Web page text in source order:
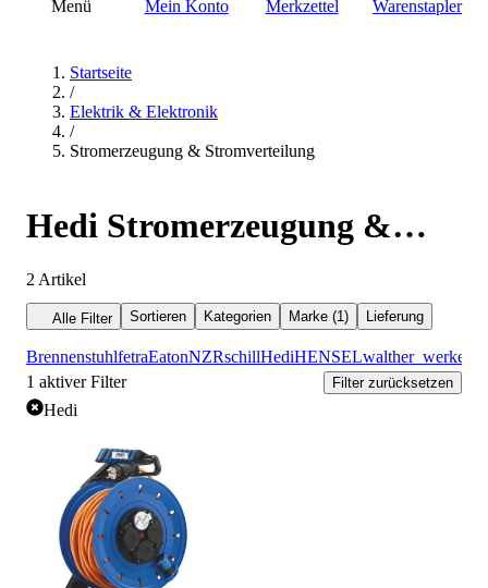
Menü Mein Konto Merkzettel Warenstapler
Startseite
/
Elektrik & Elektronik
/
Stromerzeugung & Stromverteilung
Hedi Stromerzeugung &
Stromverteilung
2 Artikel
Alle Filter Sortieren Kategorien Marke (1) Lieferung
BrennenstuhlfetraEatonNZRschillHediHENSELwalther_werke
1 aktiver Filter Filter zurücksetzen
Hedi